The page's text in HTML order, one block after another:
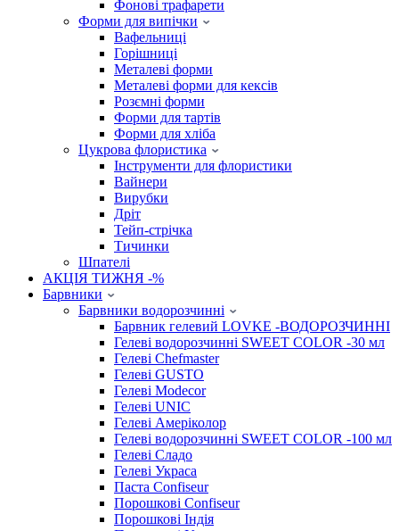
Фонові трафарети
Форми для випічки
Вафельниці
Горішниці
Металеві форми
Металеві форми для кексів
Розємні форми
Форми для тартів
Форми для хліба
Цукрова флористика
Інструменти для флористики
Вайнери
Вирубки
Дріт
Тейп-стрічка
Тичинки
Шпателі
АКЦІЯ ТИЖНЯ -%
Барвники
Барвники водорозчинні
Барвник гелевий LOVKE -ВОДОРОЗЧИННІ
Гелеві водорозчинні SWEET COLOR -30 мл
Гелеві Chefmaster
Гелеві GUSTO
Гелеві Modecor
Гелеві UNIC
Гелеві Амеріколор
Гелеві водорозчинні SWEET COLOR -100 мл
Гелеві Сладо
Гелеві Украса
Паста Confiseur
Порошкові Confiseur
Порошкові Індія